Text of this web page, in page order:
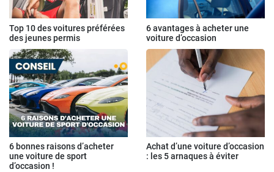
Top 10 des voitures préférées
des jeunes permis
6 avantages à acheter une
voiture d’occasion
6 bonnes raisons d’acheter
une voiture de sport
d’occasion !
Achat d’une voiture d’occasion
: les 5 arnaques à éviter